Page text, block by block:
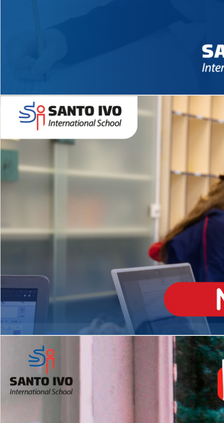
Novidades 2026 High School
Matrículas Abertas 2026
EDUCAÇÃO INFANTIL
Inglês todos os dias
MÉDIO
igh School
Dupla Diplomação
2º AO 5º ANO FUNDAMENTAL